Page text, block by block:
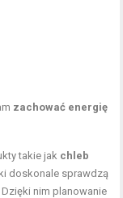
zachować energię
takie jak chleb
doskonale sprawdzą
nim planowanie